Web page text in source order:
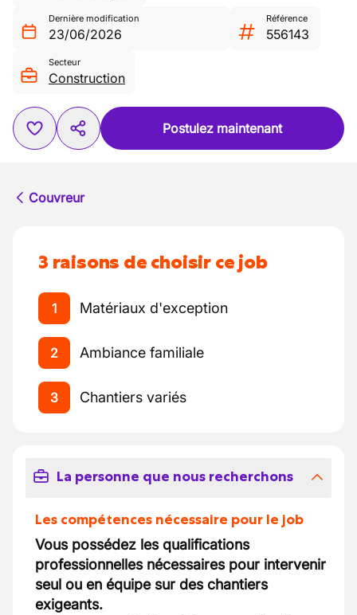
Dernière modification
23/06/2026
Référence
556143
Secteur
Construction
Postulez maintenant
Couvreur
3 raisons de choisir ce job
1 Matériaux d'exception
2 Ambiance familiale
3 Chantiers variés
La personne que nous recherchons
Les compétences nécessaire pour le job
Vous possédez les qualifications
professionnelles nécessaires pour intervenir
seul ou en équipe sur des chantiers
exigeants.